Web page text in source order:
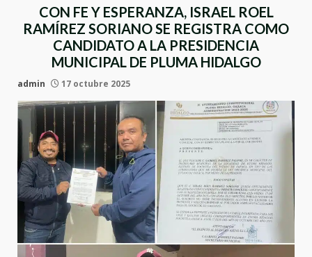
CON FE Y ESPERANZA, ISRAEL ROEL
RAMÍREZ SORIANO SE REGISTRA COMO
CANDIDATO A LA PRESIDENCIA
MUNICIPAL DE PLUMA HIDALGO
admin 17 octubre 2025